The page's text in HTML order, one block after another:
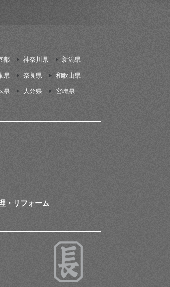
都 神奈川県 新潟県
県 奈良県 和歌山県
県 大分県 宮崎県
・リフォーム